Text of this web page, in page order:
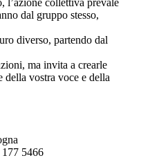
dal gruppo stesso,
diverso, partendo dal
ma invita a crearle
della vostra voce e della
5466